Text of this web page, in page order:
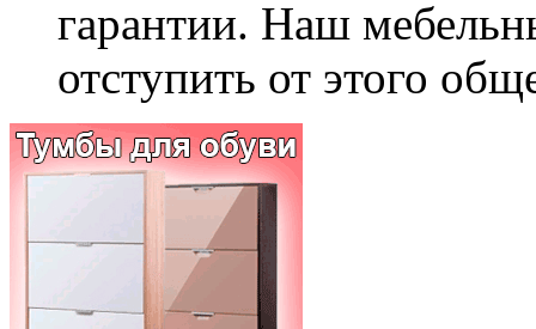
гарантии. Наш
отступить от этого